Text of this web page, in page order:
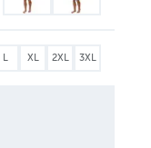
L XL 2XL 3XL